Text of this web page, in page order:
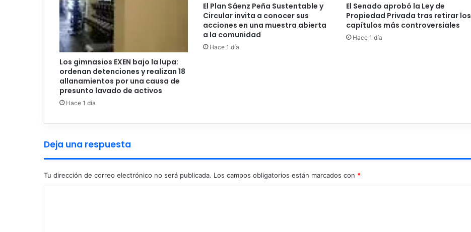
Los gimnasios EXEN bajo la lupa:
ordenan detenciones y realizan 18
allanamientos por una causa de
presunto lavado de activos
Hace 1 día
El Plan Sáenz Peña Sustentable y
Circular invita a conocer sus
acciones en una muestra abierta
a la comunidad
Hace 1 día
El Senado aprobó la Ley de
Propiedad Privada tras retirar los
capítulos más controversiales
Hace 1 día
Deja una respuesta
Tu dirección de correo electrónico no será publicada. Los campos obligatorios están marcados con *